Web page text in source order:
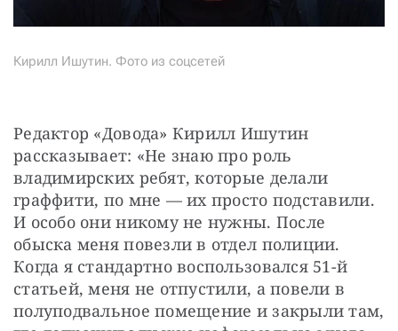
Кирилл Ишутин. Фото из соцсетей
Редактор «Довода» Кирилл Ишутин
рассказывает: «Не знаю про роль
владимирских ребят, которые делали
граффити, по мне — их просто подставили.
И особо они никому не нужны. После
обыска меня повезли в отдел полиции.
Когда я стандартно воспользовался 51-й
статьей, меня не отпустили, а повели в
полуподвальное помещение и закрыли там,